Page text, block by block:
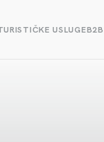
USLUGEB2B